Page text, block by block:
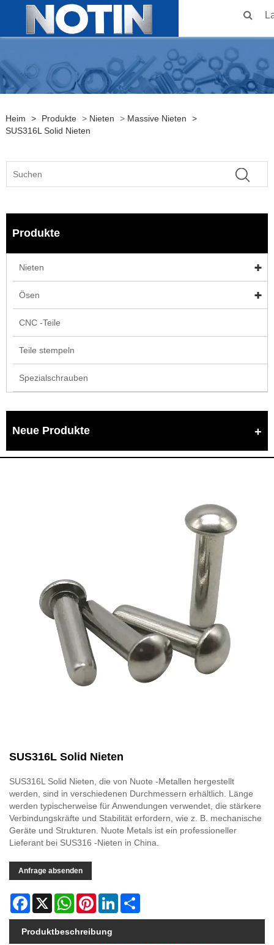
Heim > Produkte > Nieten > Massive Nieten
>
SUS316L Solid Nieten
Produkte
Nieten
Ösen
CNC -Teile
Teile stempeln
Spezialschrauben
Neue Produkte
SUS316L Solid Nieten
SUS316L Solid Nieten, die von Nuote -Metallen hergestellt
werden, sind in verschiedenen Durchmessern erhältlich. Länge
werden typischerweise für Anwendungen verwendet, die stärkere
Verbindungskräfte und Stabilität erfordern, wie z. B. mechanische
Geräte und Strukturen. Nuote Metals ist ein professioneller
Lieferant bei SUS316 -Nieten in China.
Anfrage absenden
Facebook
X WhatsAppPinterestLinkedIn
Produktbeschreibung